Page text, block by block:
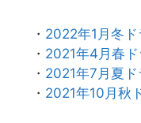
・ 2022年1月冬ド
・ 2021年4月春ド
・ 2021年7月夏ド
・ 2021年10月秋